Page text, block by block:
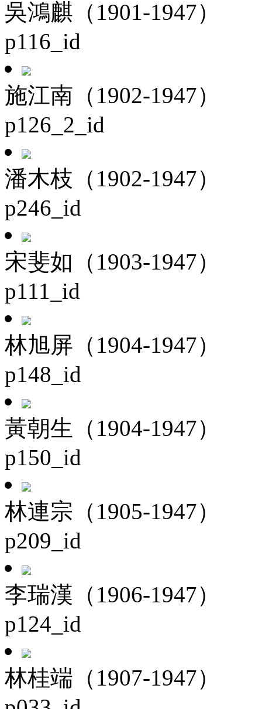
吳鴻麒（1901-1947）
p116_id
施江南（1902-1947）
p126_2_id
潘木枝（1902-1947）
p246_id
宋斐如（1903-1947）
p111_id
林旭屏（1904-1947）
p148_id
黃朝生（1904-1947）
p150_id
林連宗（1905-1947）
p209_id
李瑞漢（1906-1947）
p124_id
林桂端（1907-1947）